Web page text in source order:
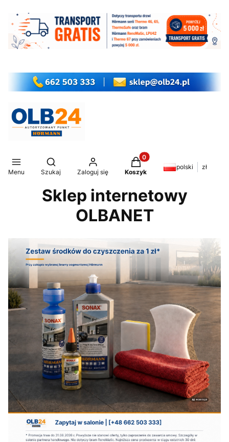
Menu
Otwórz wyszukiwarkę
Szukaj Zaloguj się
Produkty w koszyku: 0.
Koszyk
polski zł
Sklep internetowy
OLBANET